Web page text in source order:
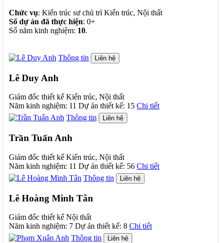
Chức vụ: Kiến trúc sư chủ trì Kiến trúc, Nội thất
Số dự án đã thực hiện: 0+
Số năm kinh nghiệm: 10.
Thông tin Liên hệ
Lê Duy Anh
Giám đốc thiết kế Kiến trúc, Nội thất
Năm kinh nghiệm: 11 Dự án thiết kế: 15 Chi tiết
Thông tin
Liên hệ
Trần Tuấn Anh
Giám đốc thiết kế Kiến trúc, Nội thất
Năm kinh nghiệm: 11 Dự án thiết kế: 56 Chi tiết
Thông tin
Liên hệ
Lê Hoàng Minh Tân
Giám đốc thiết kế Nội thất
Năm kinh nghiệm: 7 Dự án thiết kế: 8 Chi tiết
Thông tin
Liên hệ